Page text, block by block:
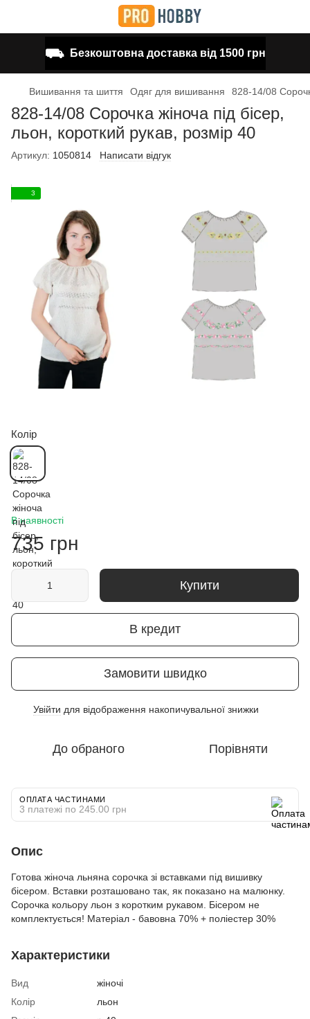
⛟ Безкоштовна доставка від 1500 грн
Вишивання та шиття Одяг для вишивання 828-14/08
828-14/08 Сорочка жіноча під бісер,
льон, короткий рукав, розмір 40
Артикул: 1050814 Написати відгук
3
Колір
В наявності
735 грн
Купити
В кредит
Замовити швидко
Увійти для відображення накопичувальної знижки
До обраного Порівняти
ОПЛАТА ЧАСТИНАМИ
3 платежі по 245.00 грн
Опис
Готова жіноча льняна сорочка зі вставками під вишивку
бісером. Вставки розташовано так, як показано на малюнку.
Сорочка кольору льон з коротким рукавом. Бісером не
комплектується! Матеріал - бавовна 70% + поліестер 30%
Характеристики
Вид
жіночі
Колір
льон